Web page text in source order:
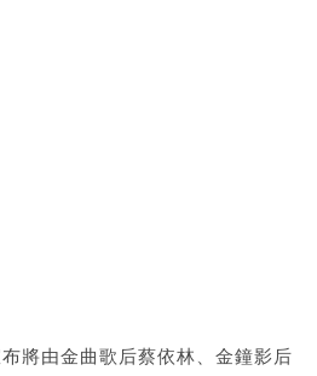
將由金曲歌后蔡依林、金鐘影后